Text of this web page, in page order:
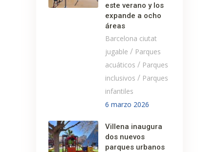
este verano y los
expande a ocho
áreas
Barcelona ciutat
jugable / Parques
acuáticos / Parques
inclusivos / Parques
infantiles
6 marzo 2026
Villena inaugura
dos nuevos
parques urbanos